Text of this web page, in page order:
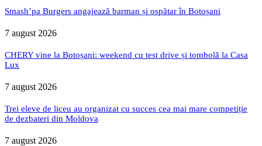
Smash’pa Burgers angajează barman și ospătar în Botoșani
7 august 2026
CHERY vine la Botoșani: weekend cu test drive și tombolă la Casa
Lux
7 august 2026
Trei eleve de liceu au organizat cu succes cea mai mare competiție
de dezbateri din Moldova
7 august 2026